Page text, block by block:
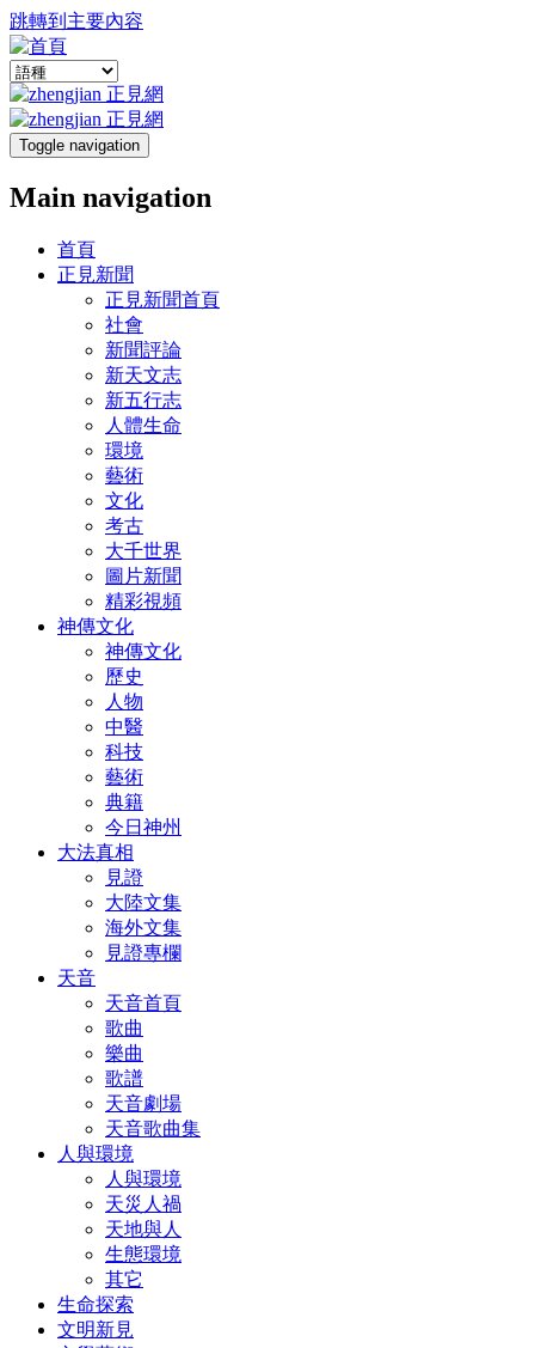
跳轉到主要內容
Toggle navigation
Main navigation
首頁
正見新聞
正見新聞首頁
社會
新聞評論
新天文志
新五行志
人體生命
環境
藝術
文化
考古
大千世界
圖片新聞
精彩視頻
神傳文化
神傳文化
歷史
人物
中醫
科技
藝術
典籍
今日神州
大法真相
見證
大陸文集
海外文集
見證專欄
天音
天音首頁
歌曲
樂曲
歌譜
天音劇場
天音歌曲集
人與環境
人與環境
天災人禍
天地與人
生態環境
其它
生命探索
文明新見